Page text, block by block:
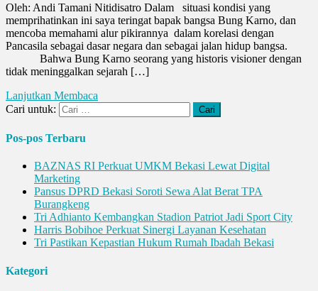
Oleh: Andi Tamani Nitidisatro Dalam situasi kondisi yang
memprihatinkan ini saya teringat bapak bangsa Bung Karno, dan
mencoba memahami alur pikirannya dalam korelasi dengan
Pancasila sebagai dasar negara dan sebagai jalan hidup bangsa.
Bahwa Bung Karno seorang yang historis visioner dengan
tidak meninggalkan sejarah […]
Lanjutkan Membaca
Cari untuk:
Pos-pos Terbaru
BAZNAS RI Perkuat UMKM Bekasi Lewat Digital
Marketing
Pansus DPRD Bekasi Soroti Sewa Alat Berat TPA
Burangkeng
Tri Adhianto Kembangkan Stadion Patriot Jadi Sport City
Harris Bobihoe Perkuat Sinergi Layanan Kesehatan
Tri Pastikan Kepastian Hukum Rumah Ibadah Bekasi
Kategori